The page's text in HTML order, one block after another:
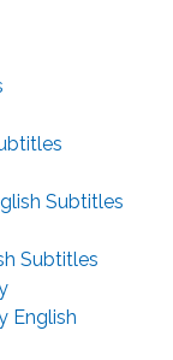
Subtitles
Subtitles
English